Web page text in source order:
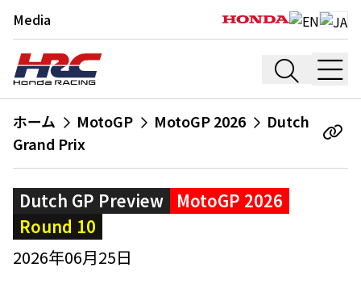
Media
ホーム MotoGP MotoGP 2026
Dutch
Grand Prix
Dutch GP Preview
MotoGP 2026
Round 10
2026年06月25日